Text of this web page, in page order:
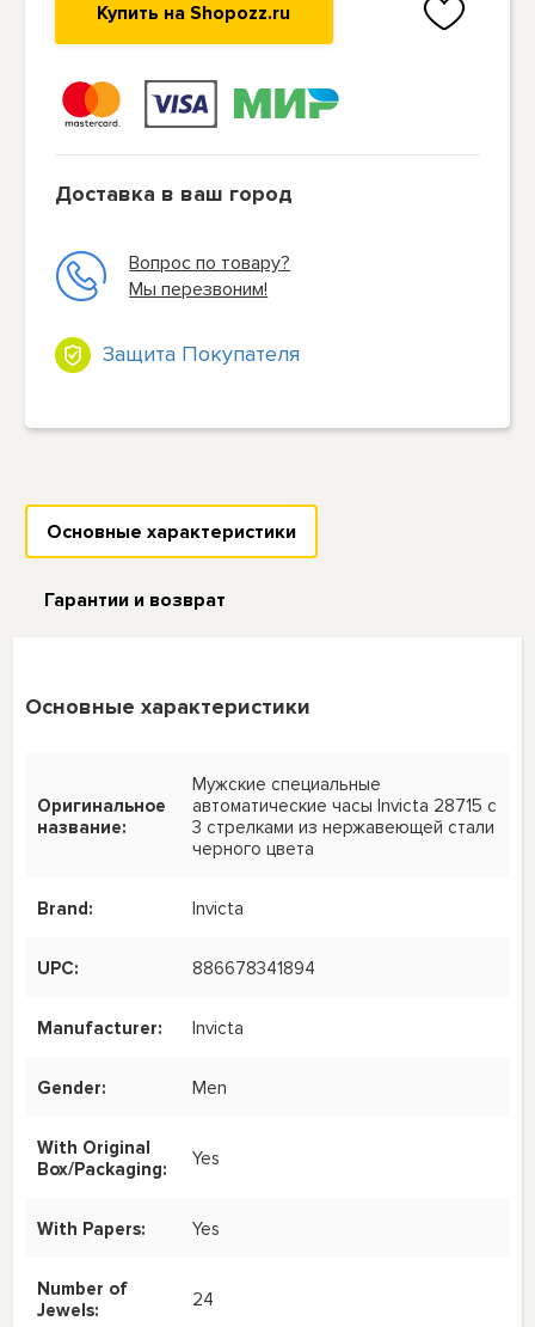
Купить на Shopozz.ru
Доставка в ваш город
Вопрос по товару?
Мы перезвоним!
Защита Покупателя
Основные характеристики
Гарантии и возврат
Основные характеристики
Оригинальное
название:
Мужские специальные
автоматические часы Invicta 28715 с
3 стрелками из нержавеющей стали
черного цвета
Brand: Invicta
UPC: 886678341894
Manufacturer: Invicta
Gender: Men
With Original
Box/Packaging:
Yes
With Papers: Yes
Number of
Jewels:
24